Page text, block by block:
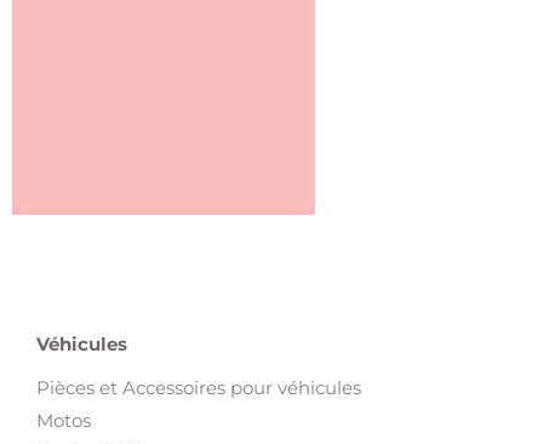
Véhicules
Pièces et Accessoires pour véhicules
Motos